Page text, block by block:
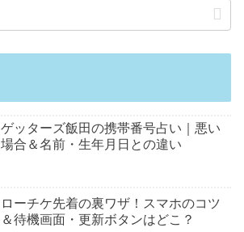
ゲッターズ飯田の携帯番号占い｜悪い
場合＆名前・生年月日との違い
ローチケ先着の裏ワザ！スマホのコツ
＆待機画面・更新ボタンはどこ？